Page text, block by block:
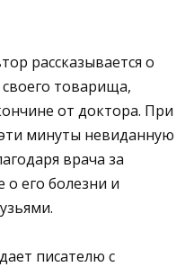
рассказывается о
товарища,
от доктора. При
минуты невиданную
врача за
его болезни и
писателю с